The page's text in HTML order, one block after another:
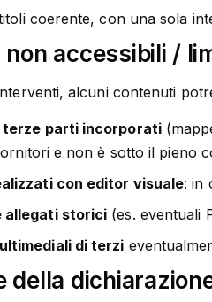
coerente, con una sola
accessibili /
alcuni contenuti
terze parti incorporati
e non è sotto il pieno
con editor visuale: in
allegati storici (es. eventuali
di terzi
della